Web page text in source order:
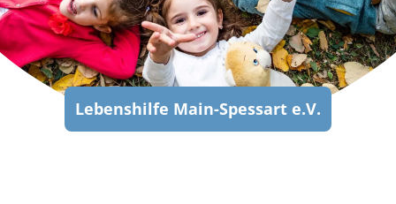
Lebenshilfe Main-Spessart e.V.